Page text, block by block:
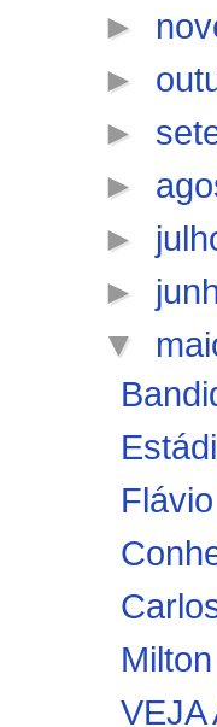
►
►
►
►
►
►
▼
VEJA